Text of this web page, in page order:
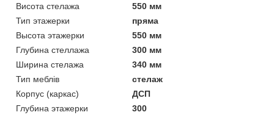
Висота стелажа
550 мм
Тип этажерки
пряма
Высота этажерки
550 мм
Глубина стеллажа
300 мм
Ширина стелажа
340 мм
Тип меблів
стелаж
Корпус (каркас)
ДСП
Глубина этажерки
300